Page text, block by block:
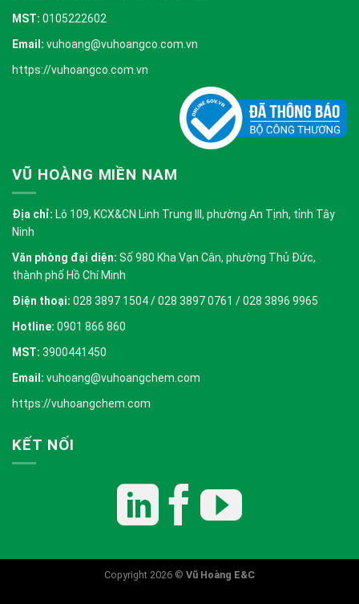
MST: 0105222602
Email: vuhoang@vuhoangco.com.vn
https://vuhoangco.com.vn
VŨ HOÀNG MIỀN NAM
Địa chỉ: Lô 109, KCX&CN Linh Trung III, phường An Tịnh, tỉnh Tây
Ninh
Văn phòng đại diện: Số 980 Kha Vạn Cân, phường Thủ Đức,
thành phố Hồ Chí Minh
Điện thoại: 028 3897 1504 / 028 3897 0761 / 028 3896 9965
Hotline: 0901 866 860
MST: 3900441450
Email: vuhoang@vuhoangchem.com
https://vuhoangchem.com
KẾT NỐI
Copyright 2026 © Vũ Hoàng E&C